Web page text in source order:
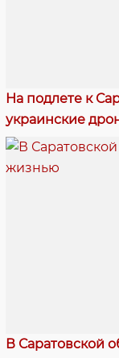
На подлете к
украинские
В Саратовской